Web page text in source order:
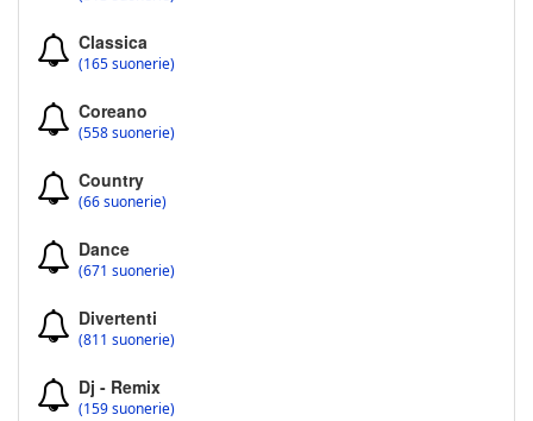
Classica
(165 suonerie)
Coreano
(558 suonerie)
Country
(66 suonerie)
Dance
(671 suonerie)
Divertenti
(811 suonerie)
Dj - Remix
(159 suonerie)